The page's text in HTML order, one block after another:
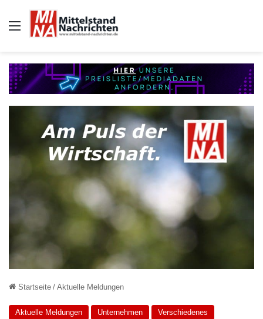
Auswahl
Startseite / Aktuelle Meldungen
Aktuelle Meldungen Unternehmen Verschiedenes